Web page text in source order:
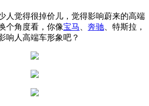
人觉得很掉价儿，觉得影响蔚来的高端
个角度看，你像宝马 奔驰 、特斯拉，
响人高端车形象吧？